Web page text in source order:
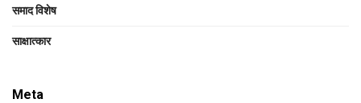
समाद विशेष
साक्षात्‍कार
Meta